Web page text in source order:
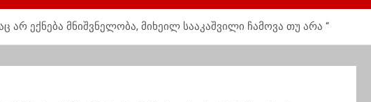
არ ექნება მნიშვნელობა, მიხეილ სააკაშვილი ჩამოვა თუ არა “